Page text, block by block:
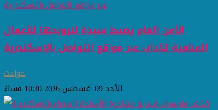
الأمن العام يضبط سيدة لترويجها للأعمال
المنافية للآداب عبر مواقع التواصل بالإسكندرية
حوادث
الأحد 09 أغسطس 2026 10:30 مساءً